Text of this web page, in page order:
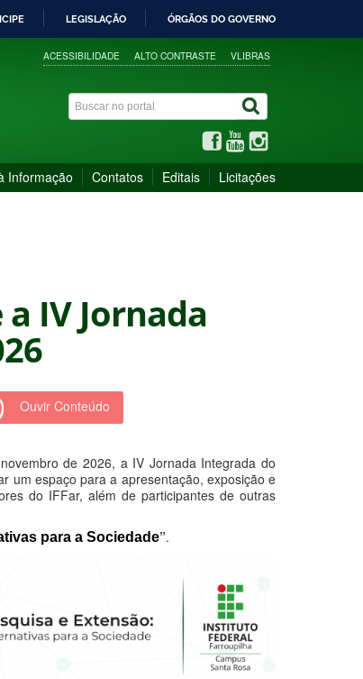
LEGISLAÇÃO ÓRGÃOS DO GOVERNO
ACESSIBILIDADE ALTO CONTRASTE VLIBRAS
Informação Contatos Editais Licitações
IV Jornada
Ouvir Conteúdo
de 2026, a IV Jornada Integrada do
um espaço para a apresentação, exposição e
do IFFar, além de participantes de outras
para a Sociedade”.